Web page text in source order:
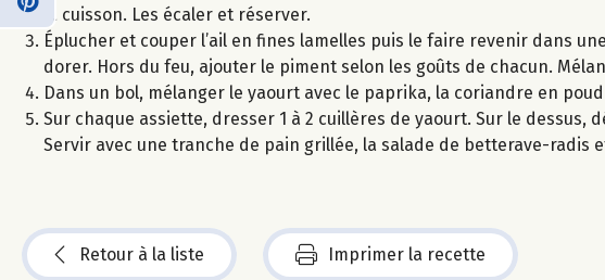
la cuisson. Les écaler et réserver.
Éplucher et couper l’ail en fines lamelles puis le faire revenir dans
dorer. Hors du feu, ajouter le piment selon les goûts de chacun.
Dans un bol, mélanger le yaourt avec le paprika, la coriandre en
Sur chaque assiette, dresser 1 à 2 cuillères de yaourt. Sur le dessus,
Servir avec une tranche de pain grillée, la salade de betterave-radis
Retour à la liste Imprimer la recette